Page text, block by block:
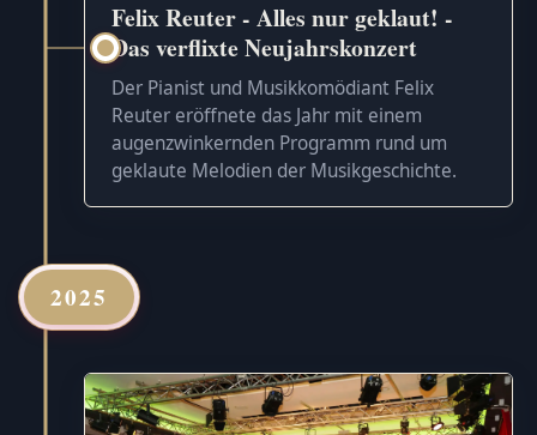
Felix Reuter - Alles nur geklaut! -
Das verflixte Neujahrskonzert
Der Pianist und Musikkomödiant Felix
Reuter eröffnete das Jahr mit einem
augenzwinkernden Programm rund um
geklaute Melodien der Musikgeschichte.
2025